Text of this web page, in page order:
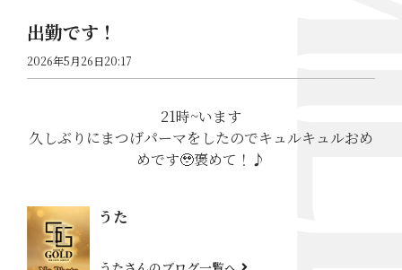
出勤です！
2026年5月26日20:17
21時~います
久しぶりにまつげパーマをしたのでキュルキュルおめ
めです🥹褒めて！♪
うた